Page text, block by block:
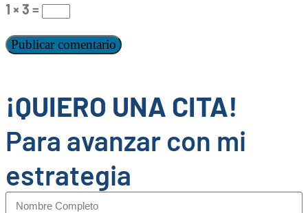
1 × 3 =
¡QUIERO UNA CITA!
Para avanzar con mi
estrategia